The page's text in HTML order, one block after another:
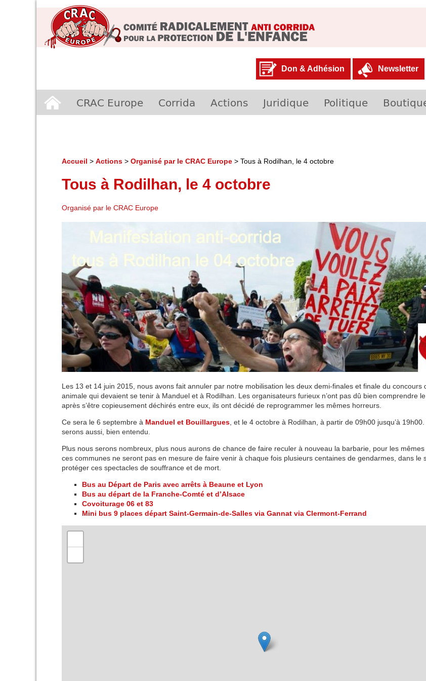
Don & Adhésion Newsletter
Aller
au
CRAC Europe Corrida Actions Juridique Politique
Accueil > Actions > Organisé par le CRAC Europe > Tous à Rodilhan, le 4 octobre
Tous à Rodilhan, le 4 octobre
Organisé par le CRAC Europe
Les 13 et 14 juin 2015, nous avons fait annuler par notre mobilisation les deux demi-finales et finale du concours
animale qui devaient se tenir à Manduel et à Rodilhan. Les organisateurs furieux n’ont pas dû bien comprendre
après s’être copieusement déchirés entre eux, ils ont décidé de reprogrammer les mêmes horreurs.
Ce sera le 6 septembre à Manduel et Bouillargues , et le 4 octobre à Rodilhan, à partir de 09h00 jusqu’à
serons aussi, bien entendu.
Plus nous serons nombreux, plus nous aurons de chance de faire reculer à nouveau la barbarie, pour les mêmes
ces communes ne seront pas en mesure de faire venir à chaque fois plusieurs centaines de gendarmes, dans le
protéger ces spectacles de souffrance et de mort.
Bus au Départ de Paris avec arrêts à Beaune et Lyon
Bus au départ de la Franche-Comté et d’Alsace
Covoiturage 06 et 83
Mini bus 9 places départ Saint-Germain-de-Salles via Gannat via Clermont-Ferrand